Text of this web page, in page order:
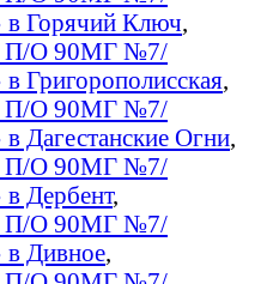
Горячий Ключ,
О 90МГ №7/
,
О 90МГ №7/
Огни,
О 90МГ №7/
Дербент,
О 90МГ №7/
Дивное,